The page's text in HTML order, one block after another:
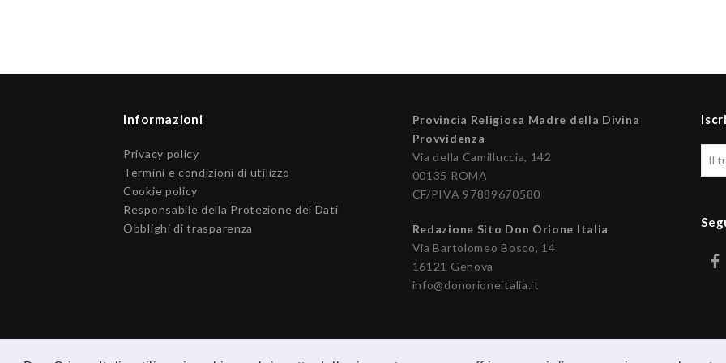
Informazioni
Privacy policy
Termini e condizioni di utilizzo
Cookie policy
Responsabile della Protezione dei Dati
Obblighi di trasparenza
Provincia Religiosa Madre della Divina
Provvidenza
Via della Camilluccia, 142
00135 ROMA
CF/PIVA 97889670580
Redazione Sito Don Orione Italia
Via Bartolomeo Bosco, 14
16121 Genova
info@donorioneitalia.it